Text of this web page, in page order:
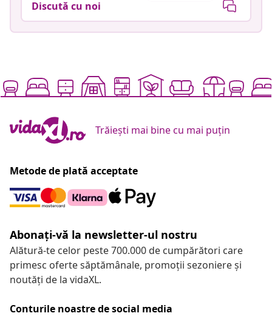
Discută cu noi
Trăiești mai bine cu mai puțin
Metode de plată acceptate
Abonați-vă la newsletter-ul nostru
Alătură-te celor peste 700.000 de cumpărători care
primesc oferte săptămânale, promoții sezoniere și
noutăți de la vidaXL.
Conturile noastre de social media